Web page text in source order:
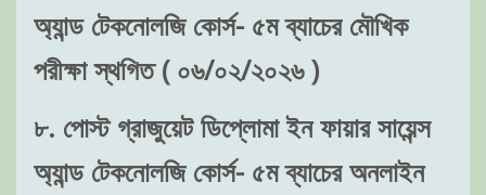
অ্যান্ড টেকনোলজি কোর্স- ৫ম ব্যাচের মৌখিক
পরীক্ষা স্থগিত ( ০৬/০২/২০২৬ )
৮. পোস্ট গ্রাজুয়েট ডিপ্লোমা ইন ফায়ার সায়েন্স
অ্যান্ড টেকনোলজি কোর্স- ৫ম ব্যাচের অনলাইন